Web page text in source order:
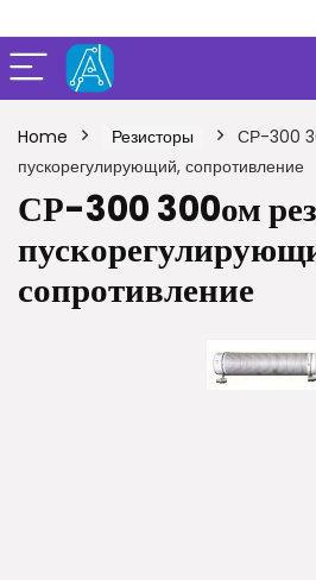
Home Резисторы
СР-300
пускорегулирующий, сопротивление
СР-300 300ом
сопротивление